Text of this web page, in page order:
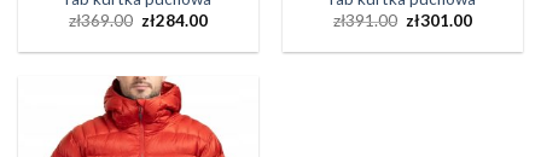
zł369.00 zł284.00
zł391.00 zł301.00